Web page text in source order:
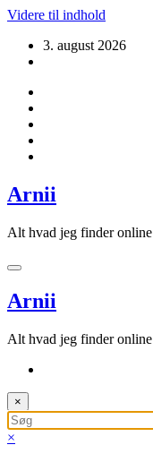
Videre til indhold
3. august 2026
Arnii
Alt hvad jeg finder online
Arnii
Alt hvad jeg finder online
×
×